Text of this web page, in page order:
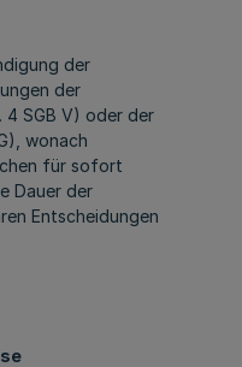
der
der
4 SGB V) oder der
wonach
für sofort
Dauer der
Entscheidungen